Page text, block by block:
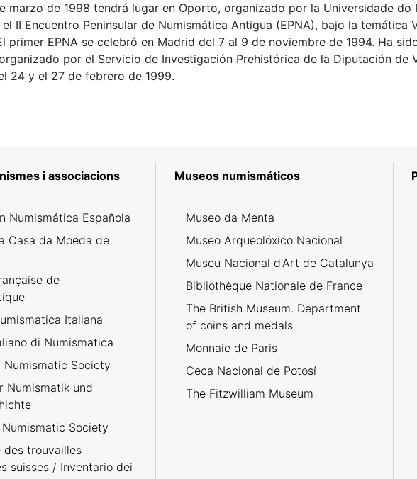
marzo de 1998 tendrá lugar en Oporto, organizado por la Universidade
II Encuentro Peninsular de Numismática Antigua (EPNA), bajo la temática
primer EPNA se celebró en Madrid del 7 al 9 de noviembre de 1994. Ha
por el Servicio de Investigación Prehistórica de la Diputación de
24 y el 27 de febrero de 1999.
i associacions
Numismática Española
Casa da Moeda de
de
Italiana
di Numismatica
Numismatic Society
Numismatik und
Society
des trouvailles
suisses / Inventario dei
Museos numismáticos
Museo da Menta
Museo Arqueolóxico Nacional
Museu Nacional d'Art de Catalunya
Bibliothèque Nationale de France
The British Museum. Department
of coins and medals
Monnaie de Paris
Ceca Nacional de Potosí
The Fitzwilliam Museum